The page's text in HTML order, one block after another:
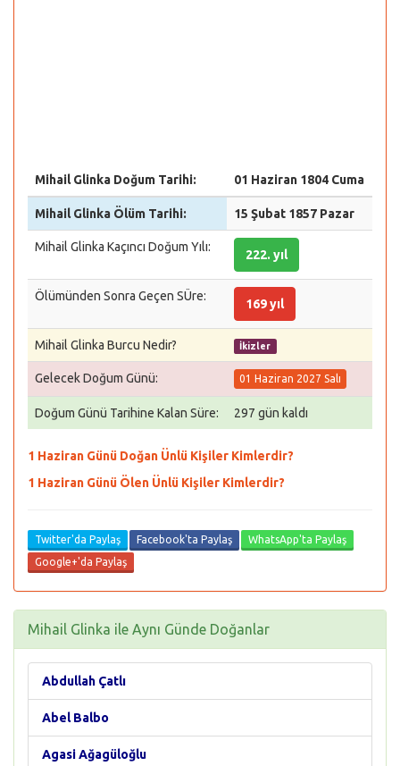
Mihail Glinka Doğum Tarihi: 01 Haziran 1804 Cuma
Mihail Glinka Ölüm Tarihi: 15 Şubat 1857 Pazar
Mihail Glinka Kaçıncı Doğum Yılı:
222. yıl
Ölümünden Sonra Geçen SÜre:
169 yıl
Mihail Glinka Burcu Nedir? İkizler
Gelecek Doğum Günü: 01 Haziran 2027 Salı
Doğum Günü Tarihine Kalan Süre: 297 gün kaldı
1 Haziran Günü Doğan Ünlü Kişiler Kimlerdir?
1 Haziran Günü Ölen Ünlü Kişiler Kimlerdir?
Twitter'da Paylaş Facebook'ta Paylaş
WhatsApp'ta Paylaş
Google+'da Paylaş
Mihail Glinka ile Aynı Günde Doğanlar
Abdullah Çatlı
Abel Balbo
Agasi Ağagüloğlu